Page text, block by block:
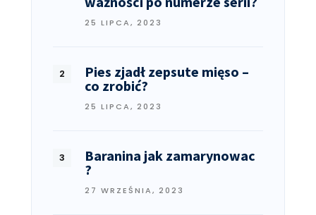
25 LIPCA, 2023
Pies zjadł zepsute mięso –
co zrobić?
25 LIPCA, 2023
Baranina jak zamarynowac
?
27 WRZEŚNIA, 2023